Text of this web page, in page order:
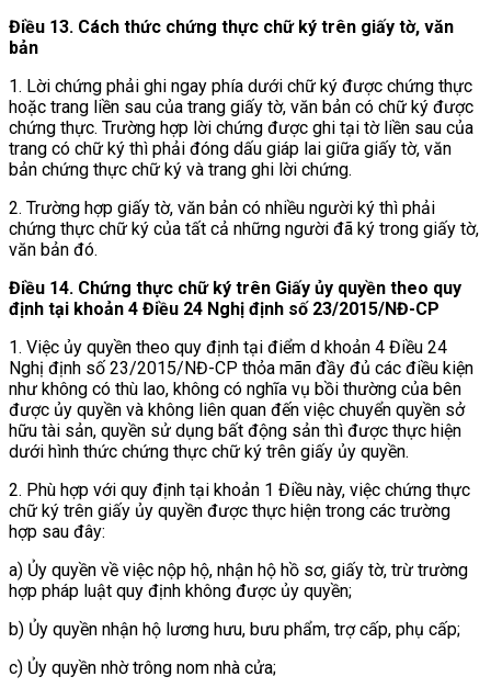
Điều 13. Cách thức chứng thực chữ ký trên giấy tờ, văn
bản
1. Lời chứng phải ghi ngay phía dưới chữ ký được chứng thực
hoặc trang liền sau của trang giấy tờ, văn bản có chữ ký được
chứng thực. Trường hợp lời chứng được ghi tại tờ liền sau của
trang có chữ ký thì phải đóng dấu giáp lai giữa giấy tờ, văn
bản chứng thực chữ ký và trang ghi lời chứng.
2. Trường hợp giấy tờ, văn bản có nhiều người ký thì phải
chứng thực chữ ký của tất cả những người đã ký trong giấy tờ,
văn bản đó.
Điều 14. Chứng thực chữ ký trên Giấy ủy quyền theo quy
định tại khoản 4 Điều 24 Nghị định số 23/2015/NĐ-CP
1. Việc ủy quyền theo quy định tại điểm d khoản 4 Điều 24
Nghị định số 23/2015/NĐ-CP thỏa mãn đầy đủ các điều kiện
như không có thù lao, không có nghĩa vụ bồi thường của bên
được ủy quyền và không liên quan đến việc chuyển quyền sở
hữu tài sản, quyền sử dụng bất động sản thì được thực hiện
dưới hình thức chứng thực chữ ký trên giấy ủy quyền.
2. Phù hợp với quy định tại khoản 1 Điều này, việc chứng thực
chữ ký trên giấy ủy quyền được thực hiện trong các trường
hợp sau đây:
a) Ủy quyền về việc nộp hộ, nhận hộ hồ sơ, giấy tờ, trừ trường
hợp pháp luật quy định không được ủy quyền;
b) Ủy quyền nhận hộ lương hưu, bưu phẩm, trợ cấp, phụ cấp;
c) Ủy quyền nhờ trông nom nhà cửa;